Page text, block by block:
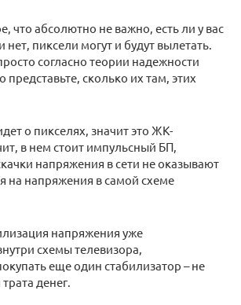
что абсолютно не важно, есть ли у вас
нет, пиксели могут и будут вылетать.
согласно теории надежности
представьте, сколько их там, этих
о пикселях, значит это ЖК-
в нем стоит импульсный БП,
напряжения в сети не оказывают
на напряжения в самой схеме
напряжения уже
схемы телевизора,
еще один стабилизатор – не
денег.